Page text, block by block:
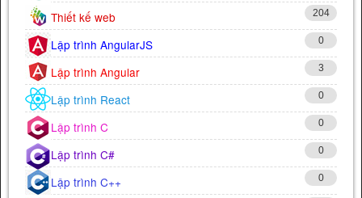
Thiết kế web 204
Lập trình AngularJS 0
Lập trình Angular 3
Lập trình React 0
Lập trình C 0
Lập trình C# 0
Lập trình C++ 0